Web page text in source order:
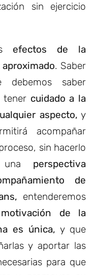
sin ejercicio
efectos de la
. Saber
saber
tener cuidado a la
aspecto, y
acompañar
sin hacerlo
una perspectiva
de
entenderemos
de la
es única, y que
y aportar las
para que